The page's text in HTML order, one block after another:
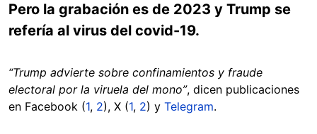
Pero la grabación es de 2023 y Trump se
refería al virus del covid-19.
“Trump advierte sobre confinamientos y fraude
electoral por la viruela del mono”, dicen publicaciones
en Facebook (1, 2), X (1, 2) y Telegram.